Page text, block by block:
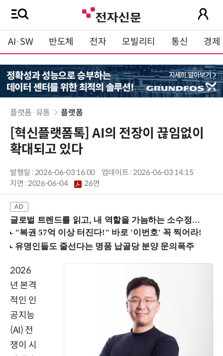
AI·SW 반도체 전자 모빌리티 통신 경제
플랫폼·유통 플랫폼
[혁신플랫폼톡] AI의 전장이 끊임없이
확대되고 있다
발행일 : 2026-06-03 16:00
업데이트 : 2026-06-03 14:15
지면 :2026-06-04 26면
글로벌 트렌드를 읽고, 내 역할을 가늠하는 소수정예 실습 워크숍 (8/28 신논현역)
2026
년 본격
적인 인
공지능
(AI) 전
쟁이 시